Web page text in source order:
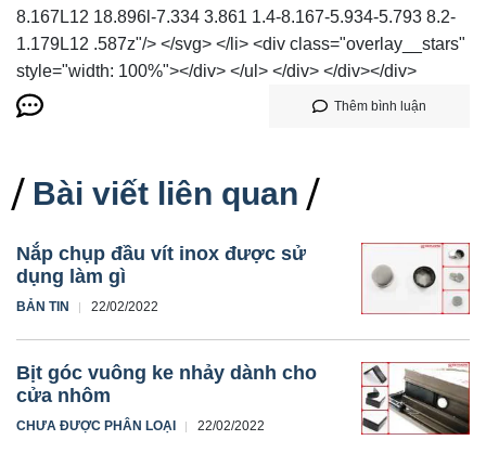
8.167L12 18.896l-7.334 3.861 1.4-8.167-5.934-5.793 8.2-
1.179L12 .587z"/> </svg> </li> <div class="overlay__stars"
style="width: 100%"></div> </ul> </div> </div></div>
Thêm bình luận
Bài viết liên quan
Nắp chụp đầu vít inox được sử
dụng làm gì
BẢN TIN 22/02/2022
Bịt góc vuông ke nhảy dành cho
cửa nhôm
CHƯA ĐƯỢC PHÂN LOẠI 22/02/2022